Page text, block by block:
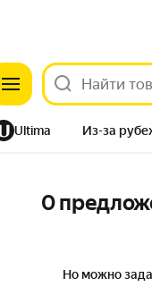
Ultima Из-за
0
Но можно